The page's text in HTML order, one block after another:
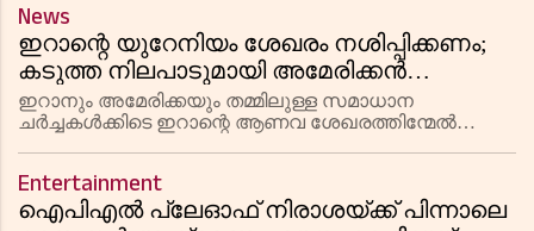
സഹോദരിമാരുള്ള കുടുംബത്തിലെ ഏക ആൺതരിയായ
യ
News
ഇറാന്റെ യുറേനിയം ശേഖരം നശിപ്പിക്കണം;
കടുത്ത നിലപാടുമായി അമേരിക്കൻ
പ്രസിഡന്റ് ട്രംപ്; സമ്മർദ്ദങ്ങൾക്ക്
വഴങ്ങില്ലെന്ന് മസൂദ് പെസെഷ്‌കിയാൻ
ഇറാനും അമേരിക്കയും തമ്മിലുള്ള സമാധാന
ചർച്ചകൾക്കിടെ ഇറാന്റെ ആണവ ശേഖരത്തിന്മേൽ
യുറേനിയം പൂർണ്ണമായും ഇല്ലാതാക
Entertainment
ഐപിഎൽ പ്ലേഓഫ് നിരാശയ്ക്ക് പിന്നാലെ